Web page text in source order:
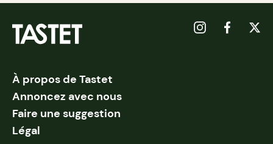
À propos de Tastet
Annoncez avec nous
Faire une suggestion
Légal